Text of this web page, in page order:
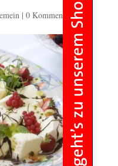
| 0 Kommentare